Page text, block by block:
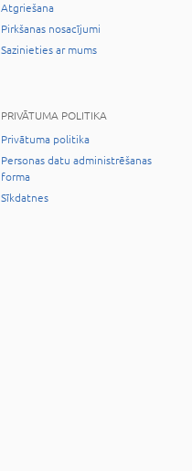
Atgriešana
Pirkšanas nosacījumi
Sazinieties ar mums
PRIVĀTUMA POLITIKA
Privātuma politika
Personas datu administrēšanas
forma
Sīkdatnes